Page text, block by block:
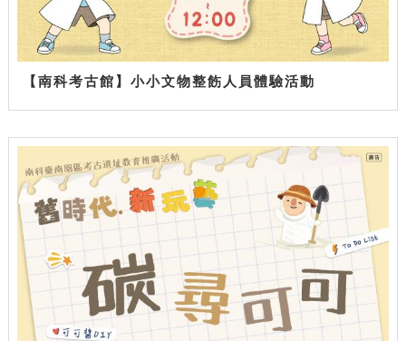
【南科考古館】小小文物整飭人員體驗活動